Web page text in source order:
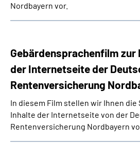
Nordbayern vor.
Gebärdensprachenfilm zur
der Internetseite der
Rentenversicherung
In diesem Film stellen wir Ihnen
Inhalte der Internetseite von der
Rentenversicherung Nordbayern